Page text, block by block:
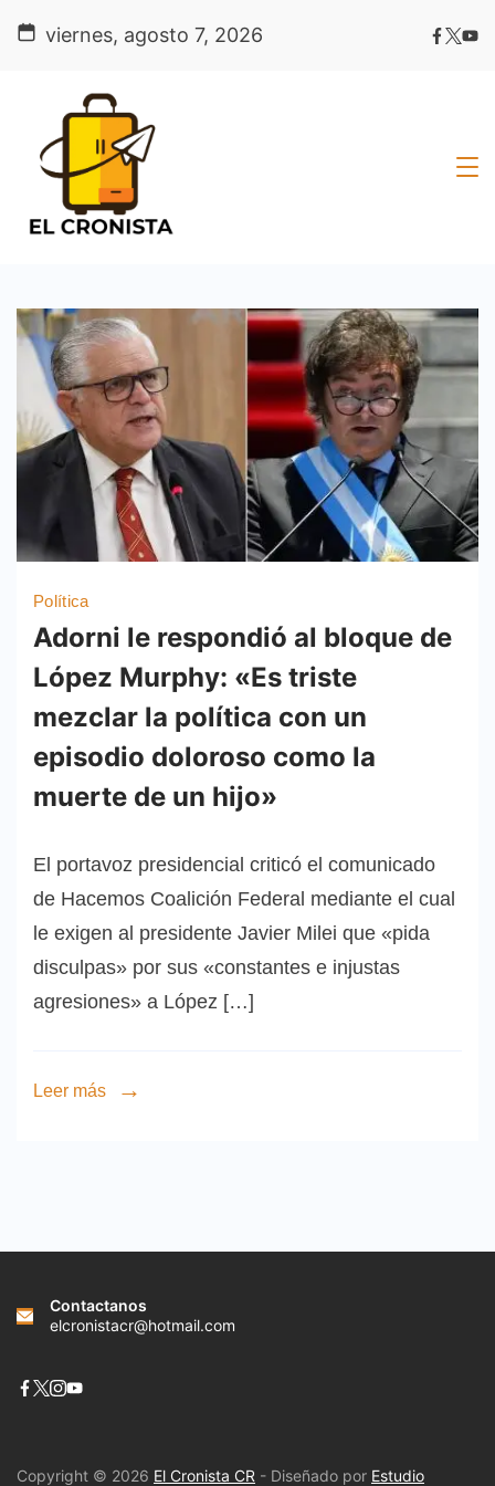
viernes, agosto 7, 2026
Política
Adorni le respondió al bloque de
López Murphy: «Es triste
mezclar la política con un
episodio doloroso como la
muerte de un hijo»
El portavoz presidencial criticó el comunicado
de Hacemos Coalición Federal mediante el cual
le exigen al presidente Javier Milei que «pida
disculpas» por sus «constantes e injustas
agresiones» a López […]
Leer más
Contactanos
elcronistacr@hotmail.com
Copyright © 2026 El Cronista CR - Diseñado por Estudio